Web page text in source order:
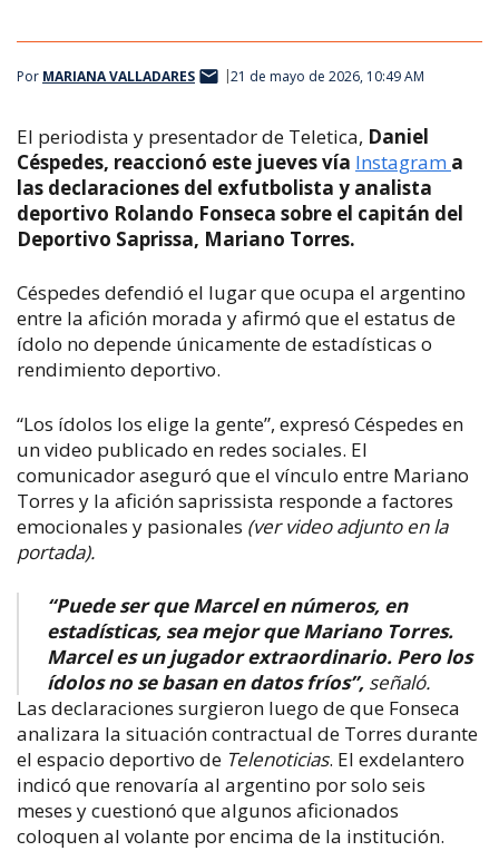
Por MARIANA VALLADARES 21 de mayo de 2026, 10:49 AM
El periodista y presentador de Teletica, Daniel
Céspedes, reaccionó este jueves vía Instagram a
las declaraciones del exfutbolista y analista
deportivo Rolando Fonseca sobre el capitán del
Deportivo Saprissa, Mariano Torres.
Céspedes defendió el lugar que ocupa el argentino
entre la afición morada y afirmó que el estatus de
ídolo no depende únicamente de estadísticas o
rendimiento deportivo.
“Los ídolos los elige la gente”, expresó Céspedes en
un video publicado en redes sociales. El
comunicador aseguró que el vínculo entre Mariano
Torres y la afición saprissista responde a factores
emocionales y pasionales (ver video adjunto en la
portada).
“Puede ser que Marcel en números, en
estadísticas, sea mejor que Mariano Torres.
Marcel es un jugador extraordinario. Pero los
ídolos no se basan en datos fríos”, señaló.
Las declaraciones surgieron luego de que Fonseca
analizara la situación contractual de Torres durante
el espacio deportivo de Telenoticias. El exdelantero
indicó que renovaría al argentino por solo seis
meses y cuestionó que algunos aficionados
coloquen al volante por encima de la institución.